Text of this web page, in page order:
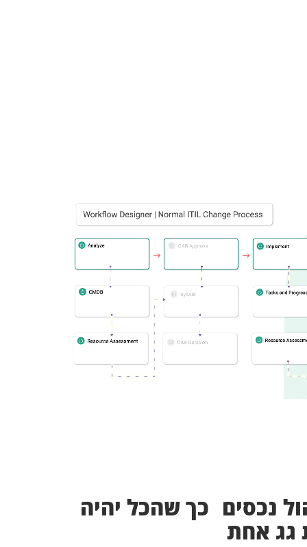
נכסים כך שהכל יהיה
גג אחת